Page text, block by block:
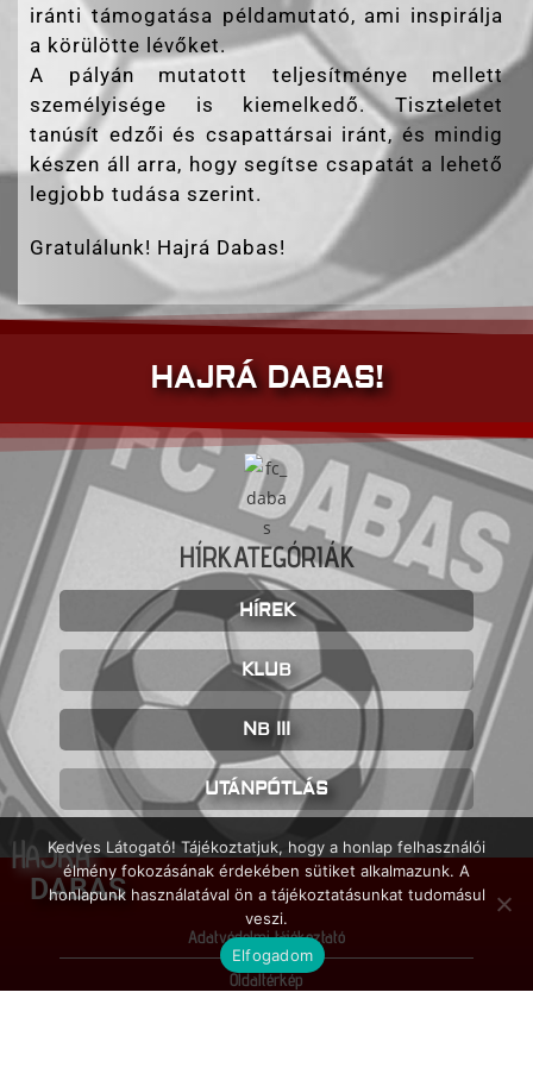
iránti támogatása példamutató, ami inspirálja
a körülötte lévőket.
A pályán mutatott teljesítménye mellett
személyisége is kiemelkedő. Tiszteletet
tanúsít edzői és csapattársai iránt, és mindig
készen áll arra, hogy segítse csapatát a lehető
legjobb tudása szerint.
Gratulálunk! Hajrá Dabas!
HAJRÁ DABAS!
HÍRKATEGÓRIÁK
HÍREK
KLUB
NB III
UTÁNPÓTLÁS
HAJRÁ
DABAS
Adatvédelmi tájékoztató
Oldaltérkép
Kedves Látogató! Tájékoztatjuk, hogy a honlap felhasználói
élmény fokozásának érdekében sütiket alkalmazunk. A
honlapunk használatával ön a tájékoztatásunkat tudomásul
veszi.
Elfogadom